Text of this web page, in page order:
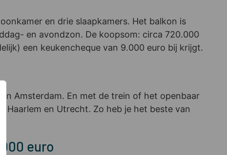
en drie slaapkamers. Het balkon is
en avondzon. De koopsom: circa 720.000
een keukencheque van 9.000 euro bij krijgt.
Amsterdam. En met de trein of het openbaar
Haarlem en Utrecht. Zo heb je het beste van
euro